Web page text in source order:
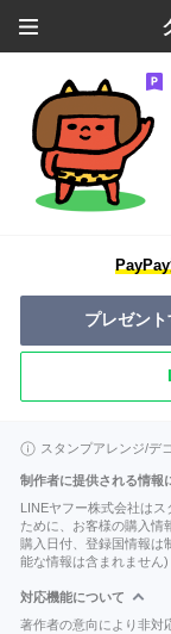
プレゼント
スタンプアレンジ/デ
制作者に提供される情報
LINEヤフー株式会社は
ために、お客様の購入情
購入日付、登録国情報は
能な情報は含まれません)
対応機能について
著作者の意向により非対